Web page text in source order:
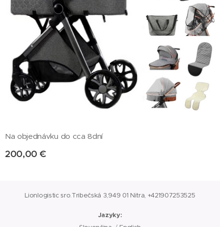
Na objednávku do cca 8dní
200,00 €
Lionlogistic sro.Tribečská 3,949 01 Nitra, +421907253525
Jazyky